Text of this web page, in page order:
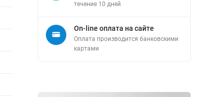
течение 10 дней
On-line оплата на сайте
Оплата производится банковскими
картами